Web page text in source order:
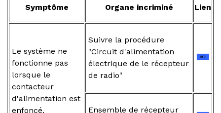
Symptôme Organe incriminé Lien
Le système ne
fonctionne pas
lorsque le
contacteur
d'alimentation est
enfoncé.
Suivre la procédure
"Circuit d'alimentation
électrique de le récepteur
de radio"
Ensemble de récepteur